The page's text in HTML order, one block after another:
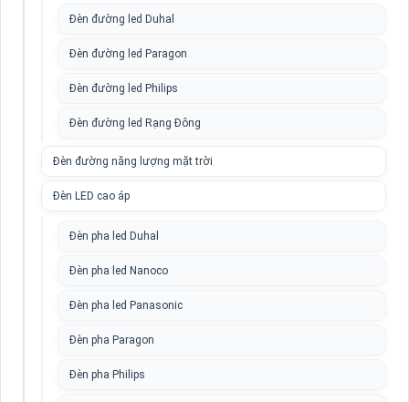
Đèn đường led Duhal
Đèn đường led Paragon
Đèn đường led Philips
Đèn đường led Rạng Đông
Đèn đường năng lượng mặt trời
Đèn LED cao áp
Đèn pha led Duhal
Đèn pha led Nanoco
Đèn pha led Panasonic
Đèn pha Paragon
Đèn pha Philips